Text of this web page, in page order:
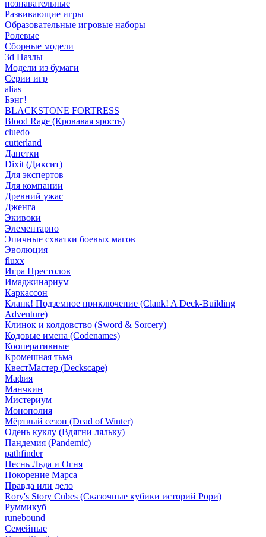
познавательные
Развивающие игры
Образовательные игровые наборы
Ролевые
Сборные модели
3d Пазлы
Модели из бумаги
Серии игр
alias
Бэнг!
BLACKSTONE FORTRESS
Blood Rage (Кровавая ярость)
cluedo
cutterland
Данетки
Dixit (Диксит)
Для экспертов
Для компании
Древний ужас
Дженга
Экивоки
Элементарно
Эпичные схватки боевых магов
Эволюция
fluxx
Игра Престолов
Имаджинариум
Каркассон
Кланк! Подземное приключение (Clank! A Deck-Building
Adventure)
Клинок и колдовство (Sword & Sorcery)
Кодовые имена (Codenames)
Кооперативные
Кромешная тьма
КвестМастер (Deckscape)
Мафия
Манчкин
Мистериум
Монополия
Мёртвый сезон (Dead of Winter)
Одень куклу (Вдягни ляльку)
Пандемия (Pandemic)
pathfinder
Песнь Льда и Огня
Покорение Марса
Правда или дело
Rory's Story Cubes (Сказочные кубики историй Рори)
Руммикуб
runebound
Семейные